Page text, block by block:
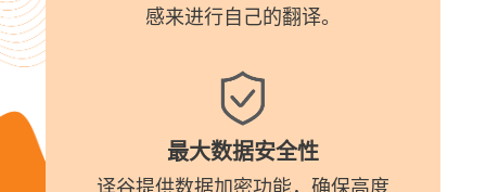
感来进行自己的翻译。
最大数据安全性
译谷提供数据加密功能，确保高度